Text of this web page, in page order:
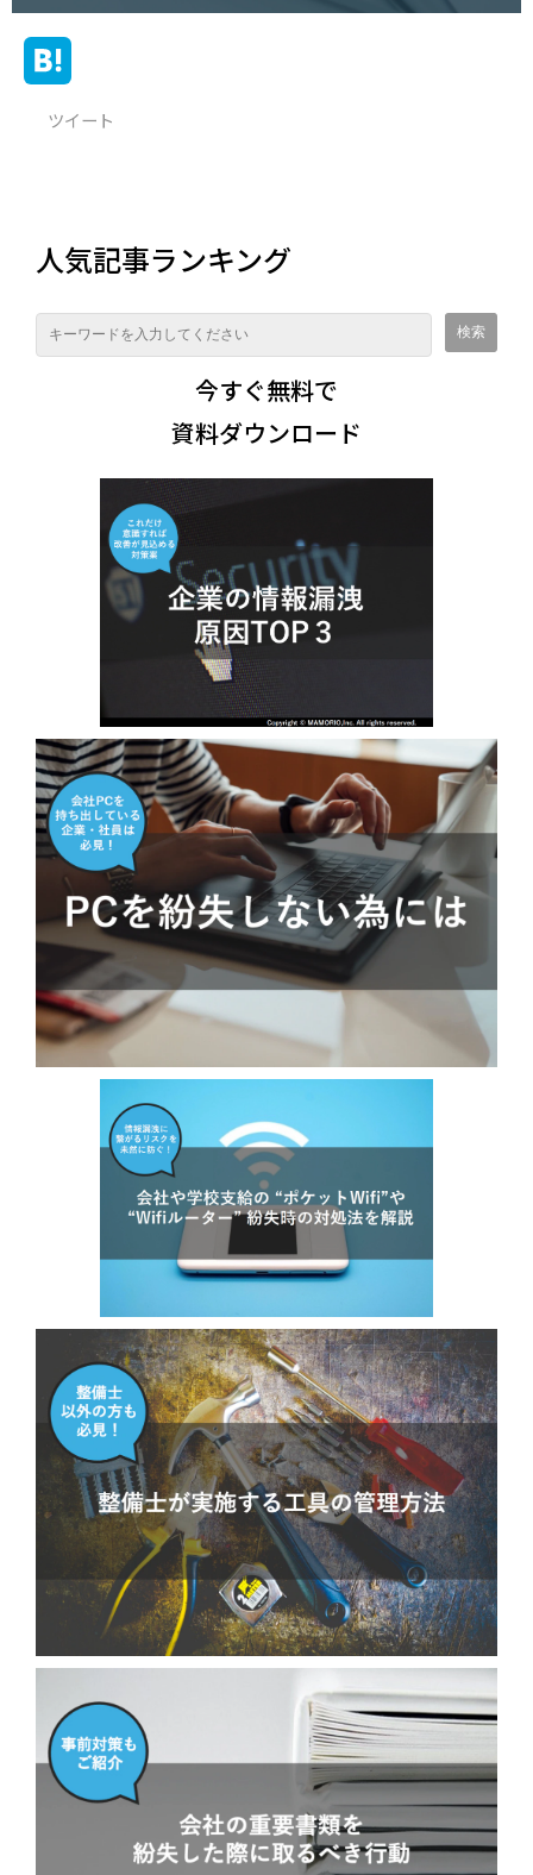
ツイート
人気記事ランキング
今すぐ無料で
資料ダウンロード